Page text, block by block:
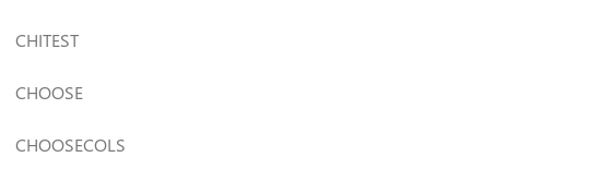
CHITEST
CHOOSE
CHOOSECOLS